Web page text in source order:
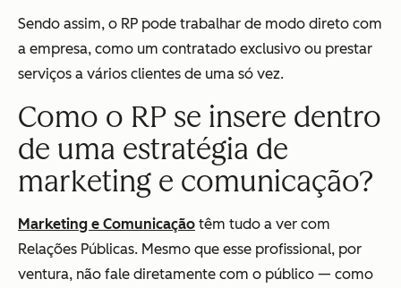
Sendo assim, o RP pode trabalhar de modo direto com
a empresa, como um contratado exclusivo ou prestar
serviços a vários clientes de uma só vez.
Como o RP se insere dentro
de uma estratégia de
marketing e comunicação?
Marketing e Comunicação têm tudo a ver com
Relações Públicas. Mesmo que esse profissional, por
ventura, não fale diretamente com o público — como